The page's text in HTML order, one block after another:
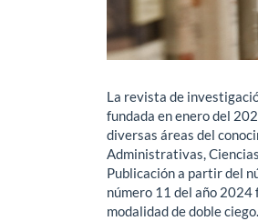
La revista de
fundada en enero del
diversas áreas del
Administrativas,
Publicación a partir del
número 11 del año 2024
modalidad de doble